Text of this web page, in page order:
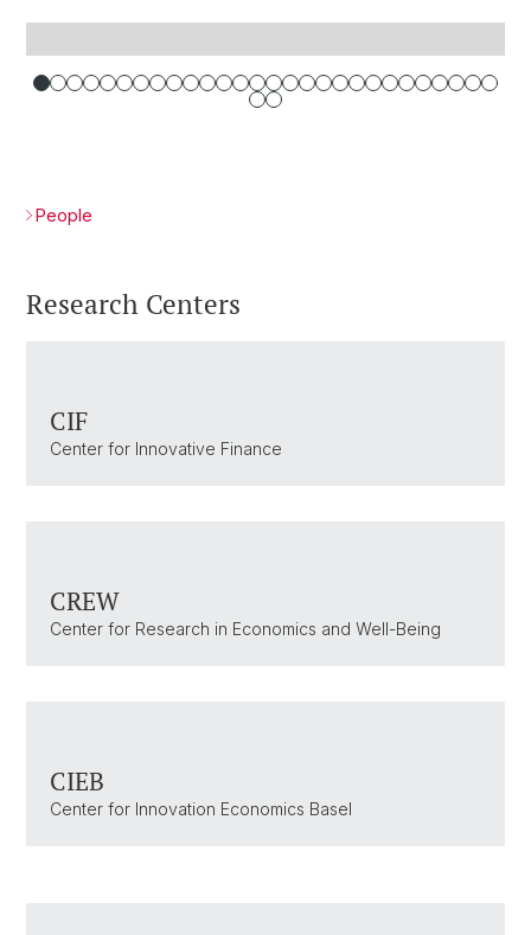
People
Research Centers
CIF
Center for Innovative Finance
CREW
Center for Research in Economics and Well-Being
CIEB
Center for Innovation Economics Basel